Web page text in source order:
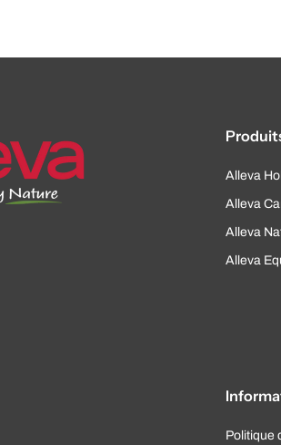
Alleva
Alleva
Alleva
Alleva
Politique